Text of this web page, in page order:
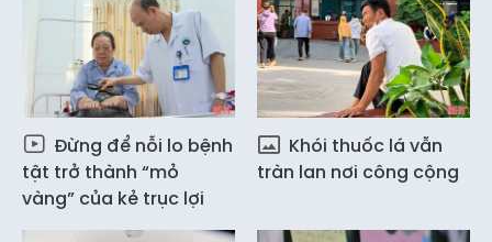
Đừng để nỗi lo bệnh
tật trở thành “mỏ
vàng” của kẻ trục lợi
Khói thuốc lá vẫn
tràn lan nơi công cộng